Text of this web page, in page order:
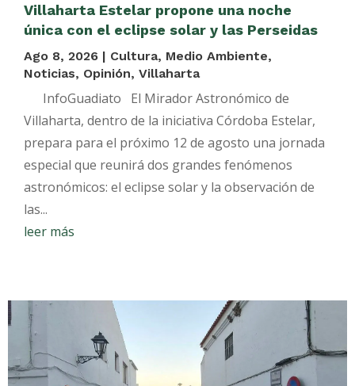
Villaharta Estelar propone una noche
única con el eclipse solar y las Perseidas
Ago 8, 2026 | Cultura, Medio Ambiente,
Noticias, Opinión,Villaharta
InfoGuadiato El Mirador Astronómico de
Villaharta, dentro de la iniciativa Córdoba Estelar,
prepara para el próximo 12 de agosto una jornada
especial que reunirá dos grandes fenómenos
astronómicos: el eclipse solar y la observación de
las...
leer más